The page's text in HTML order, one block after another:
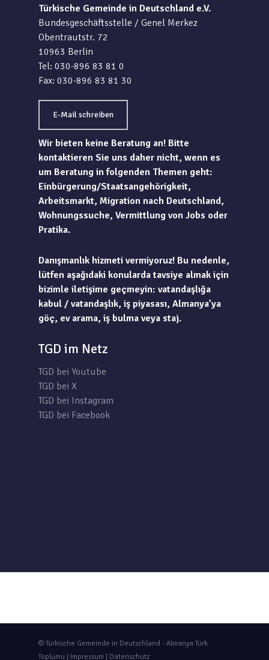
Türkische Gemeinde in Deutschland e.V.
Bundesgeschäftsstelle / Genel Merkez
Obentrautstr. 72
10963 Berlin
Tel: 030-896 83 81 0
Fax: 030-896 83 81 30
E-Mail schreiben
Wir bieten keine Beratung an! Bitte
kontaktieren Sie uns daher nicht, wenn es
um Beratung in folgenden Themen geht:
Einbürgerung/Staatsangehörigkeit,
Arbeitsmarkt, Migration nach Deutschland,
Wohnungssuche, Vermittlung von Jobs oder
Pratika.
Danışmanlık hizmeti vermiyoruz! Bu nedenle,
lütfen aşağıdaki konularda tavsiye almak için
bizimle iletişime geçmeyin: vatandaşlığa
kabul / vatandaşlık, iş piyasası, Almanya’ya
göç, ev arama, iş bulma veya staj.
TGD im Netz
TGD bei Youtube
TGD bei X
TGD bei Instagram
TGD bei Facebook
© Türkische Gemeinde in Deutschland - Almanya Türk
Toplumu | Impressum Datenschutz